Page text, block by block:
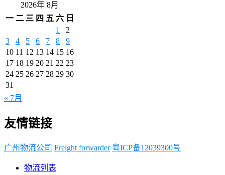
2026年 8月
一 二 三 四 五 六 日
1
2
3
4 5 6 7 8
9
10 11 12 13 14 15 16
17 18 19 20 21 22 23
24 25 26 27 28 29 30
31
« 7月
友情链接
广州物流公司 Freight forwarder 粤ICP备12039300号
物流列表